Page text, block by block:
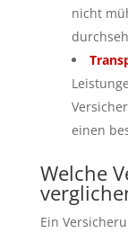
nicht
einen
Welche
Ein